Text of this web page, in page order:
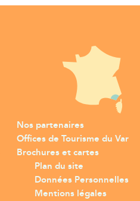
Nos partenaires
Offices de Tourisme du Var
Brochures et cartes
Plan du site
Données Personnelles
Mentions légales